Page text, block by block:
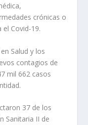
crónicas o
Covid-19.
Salud y los
contagios de
mil 662 casos
37 de los
Sanitaria II de